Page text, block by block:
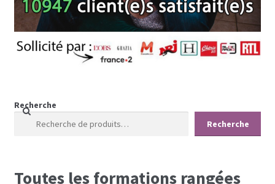
Recherche
Recherche
Toutes les formations rangées